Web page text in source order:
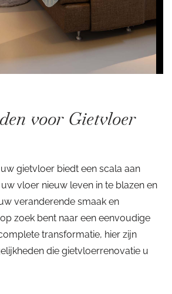
voor Gietvloer
gietvloer biedt een scala aan
vloer nieuw leven in te blazen en
veranderende smaak en
zoek bent naar een eenvoudige
transformatie, hier zijn
die gietvloerrenovatie u